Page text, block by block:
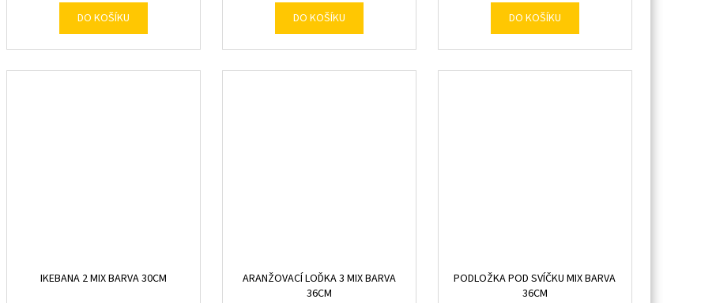
DO KOŠÍKU DO KOŠÍKU DO KOŠÍKU
IKEBANA 2 MIX BARVA 30CM
ARANŽOVACÍ LOĎKA 3 MIX BARVA
36CM
PODLOŽKA POD SVÍČKU MIX BARVA
36CM